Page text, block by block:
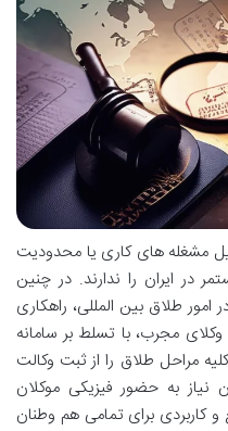
مشغله های کاری یا محدودیت
در ایران را ندارند. در چنین
طلاق بین المللی، راهکاری
مجرب، با تسلط بر سامانه
مراحل طلاق را از ثبت وکالت
به حضور فیزیکی موکلان
و کاربردی برای تمامی هم وطنان